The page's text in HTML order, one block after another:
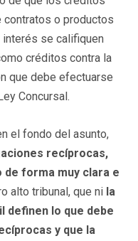
o productos
se califiquen
créditos contra la
que debe efectuarse
Concursal.
el fondo del asunto,
recíprocas,
de forma muy clara e
alto tribunal, que ni la
definen lo que debe
y que la